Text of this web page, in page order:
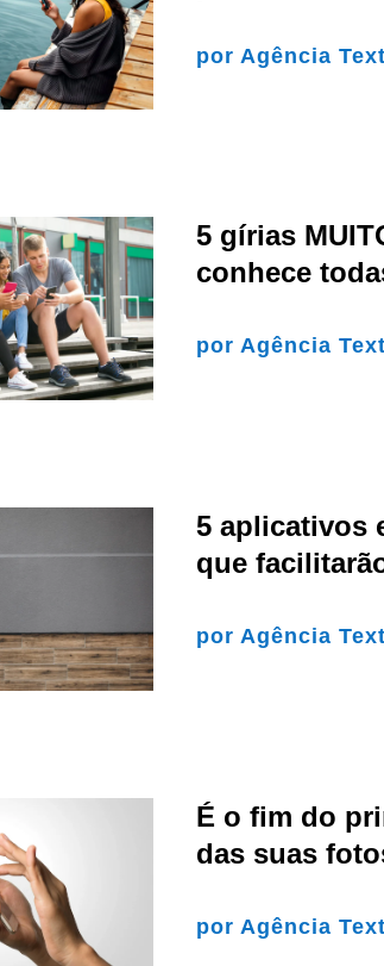
por Agência
5 gírias
conhece
porAgência
5 aplicativos
que
porAgência
É o fim do
das suas
por Agência